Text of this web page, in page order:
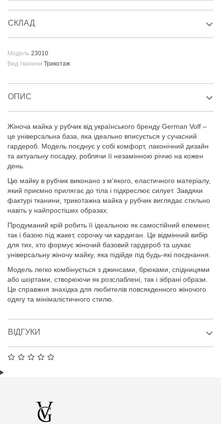
СКЛАД
Модель 23010
Вид тканини Трикотаж
ОПИС
Жіноча майка у рубчик від українського бренду German Volf –
це універсальна база, яка ідеально вписується у сучасний
гардероб. Модель поєднує у собі комфорт, лаконічний дизайн
та актуальну посадку, роблячи її незамінною річчю на кожен
день.
Цю майку в рубчик виконано з м'якого, еластичного матеріалу,
який приємно прилягає до тіла і підкреслює силует. Завдяки
фактурі тканини, трикотажна майка у рубчик виглядає стильно
навіть у найпростіших образах.
Продуманий крій робить її ідеальною як самостійний елемент,
так і базою під жакет, сорочку чи кардиган. Це відмінний вибір
для тих, хто формує жіночий базовий гардероб та шукає
універсальну жіночу майку, яка підійде під будь-які поєднання.
Модель легко комбінується з джинсами, брюками, спідницями
або шортами, створюючи як розслаблені, так і зібрані образи.
Це справжня знахідка для любителів повсякденного жіночого
одягу та мінімалістичного стилю.
ВІДГУКИ